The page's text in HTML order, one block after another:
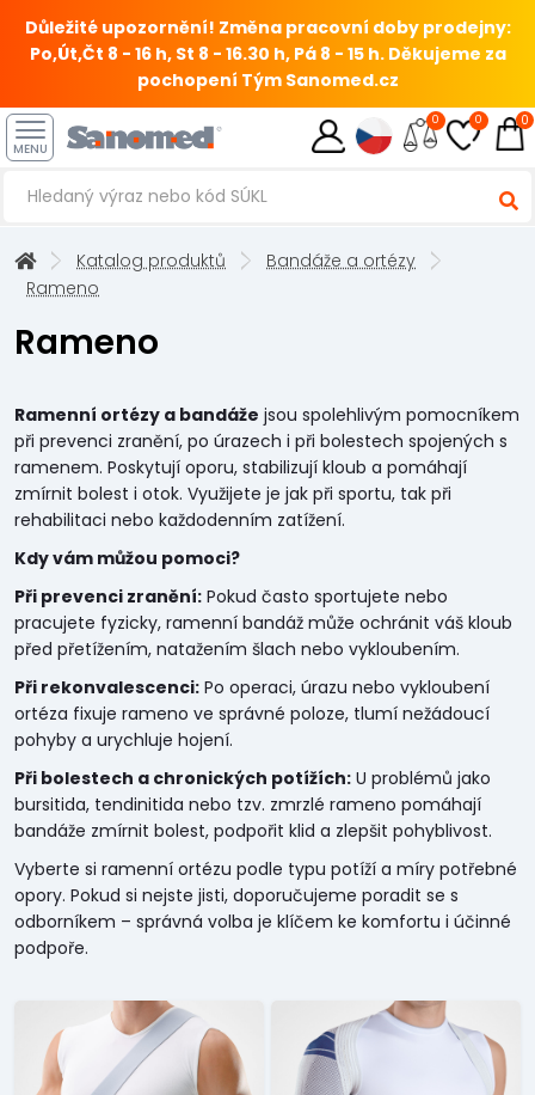
Důležité upozornění! Změna pracovní doby prodejny:
Po,Út,Čt 8 - 16 h, St 8 - 16.30 h, Pá 8 - 15 h. Děkujeme za
pochopení Tým Sanomed.cz
MENU
0 0 0
Katalog produktů
Bandáže a ortézy
Rameno
Rameno
Ramenní ortézy a bandáže jsou spolehlivým pomocníkem
při prevenci zranění, po úrazech i při bolestech spojených s
ramenem. Poskytují oporu, stabilizují kloub a pomáhají
zmírnit bolest i otok. Využijete je jak při sportu, tak při
rehabilitaci nebo každodenním zatížení.
Kdy vám můžou pomoci?
Při prevenci zranění: Pokud často sportujete nebo
pracujete fyzicky, ramenní bandáž může ochránit váš kloub
před přetížením, natažením šlach nebo vykloubením.
Při rekonvalescenci: Po operaci, úrazu nebo vykloubení
ortéza fixuje rameno ve správné poloze, tlumí nežádoucí
pohyby a urychluje hojení.
Při bolestech a chronických potížích: U problémů jako
bursitida, tendinitida nebo tzv. zmrzlé rameno pomáhají
bandáže zmírnit bolest, podpořit klid a zlepšit pohyblivost.
Vyberte si ramenní ortézu podle typu potíží a míry potřebné
opory. Pokud si nejste jisti, doporučujeme poradit se s
odborníkem – správná volba je klíčem ke komfortu i účinné
podpoře.